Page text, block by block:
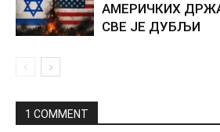
АМЕРИЧКИХ
СВЕ ЈЕ ДУБЉИ
1 COMMENT